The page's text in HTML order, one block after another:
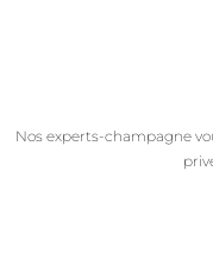
Nos experts-champagne